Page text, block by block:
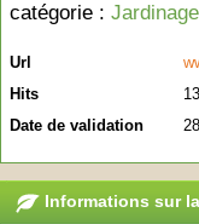
catégorie :
Url
Hits
13
Date de validation
Informations sur